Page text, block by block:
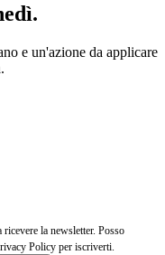
e un'azione da applicare
ricevere la newsletter. Posso
Policy per iscriverti.